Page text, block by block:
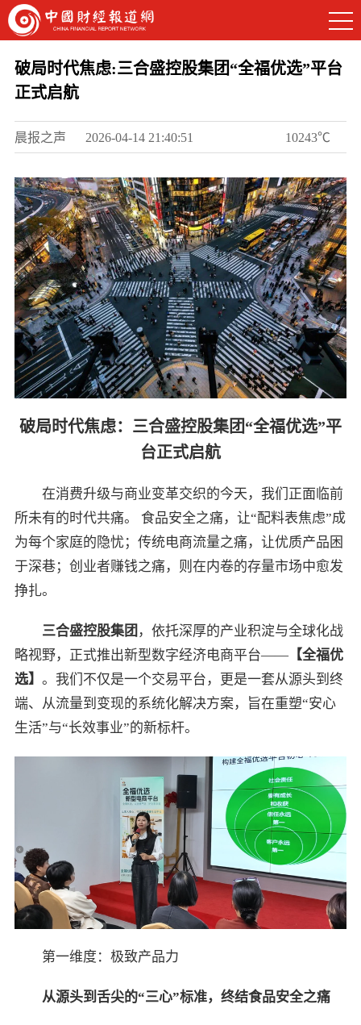
破局时代焦虑:三合盛控股集团“全福优选”平台
正式启航
晨报之声 2026-04-14 21:40:51 10243℃
破局时代焦虑：三合盛控股集团“全福优选”平
台正式启航
在消费升级与商业变革交织的今天，我们正面临前
所未有的时代共痛。 食品安全之痛，让“配料表焦虑”成
为每个家庭的隐忧；传统电商流量之痛，让优质产品困
于深巷；创业者赚钱之痛，则在内卷的存量市场中愈发
挣扎。
三合盛控股集团 ，依托深厚的产业积淀与全球化战
略视野，正式推出新型数字经济电商平台——【全福优
选】 。我们不仅是一个交易平台，更是一套从源头到终
端、从流量到变现的系统化解决方案，旨在重塑“安心
生活”与“长效事业”的新标杆。
第一维度：极致产品力
从源头到舌尖的“三心”标准，终结食品安全之痛